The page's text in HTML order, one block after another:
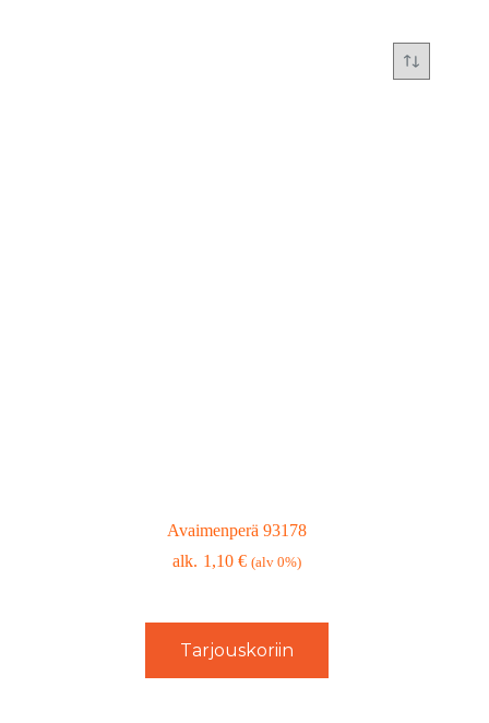
Avaimenperä 93178
1,10€ (alv 0%)
Tarjouskoriin